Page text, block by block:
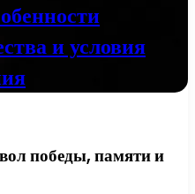
и условия
победы, памяти и